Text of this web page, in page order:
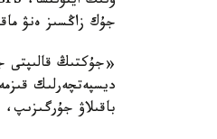
جۇك زاڭسىز ەنۋ
«جۇكتىڭ قالىپتى
ديسپەتچەرلىك
باقىلاۋ